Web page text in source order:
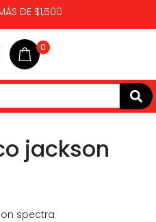
DE $1,500
0
jackson
spectra